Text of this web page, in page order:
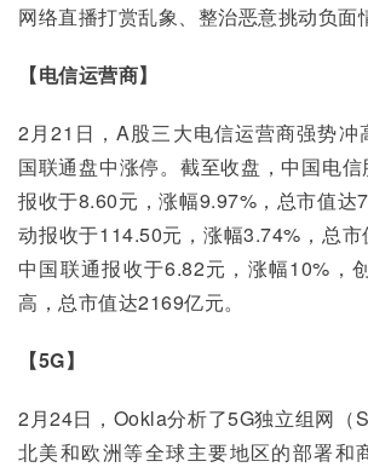
网络直播打赏乱象、整治恶意挑动负面
【电信运营商】
2月21日，A股三大电信运营商强势冲
国联通盘中涨停。截至收盘，中国电信
报收于8.60元，涨幅9.97%，总市值达
动报收于114.50元，涨幅3.74%，总市
中国联通报收于6.82元，涨幅10%，
高，总市值达2169亿元。
【5G】
2月24日，Ookla分析了5G独立组网（
北美和欧洲等全球主要地区的部署和